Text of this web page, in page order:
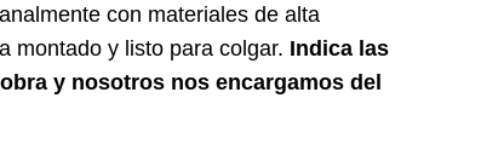
con materiales de alta
montado y listo para colgar. Indica las
y nosotros nos encargamos del